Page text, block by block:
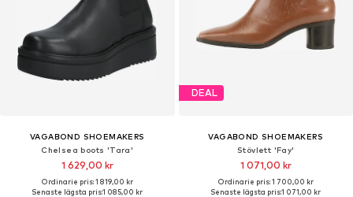
VAGABOND SHOEMAKERS
Chelsea boots 'Tara'
1 629,00 kr
Ordinarie pris: 1 819,00 kr
Senaste lägsta pris:1 085,00 kr
DEAL
VAGABOND SHOEMAKERS
Stövlett 'Fay'
1 071,00 kr
Ordinarie pris: 1 700,00 kr
Senaste lägsta pris:1 071,00 kr